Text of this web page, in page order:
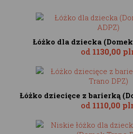
Łóżko dla dziecka
od 1130,00
Łóżko dziecięce z barierką
od 1110,00